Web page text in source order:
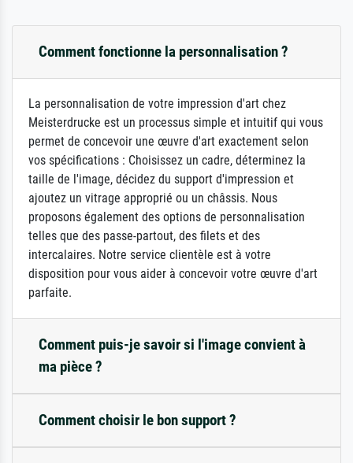
Comment fonctionne la personnalisation ?
La personnalisation de votre impression d'art chez
Meisterdrucke est un processus simple et intuitif qui vous
permet de concevoir une œuvre d'art exactement selon
vos spécifications : Choisissez un cadre, déterminez la
taille de l'image, décidez du support d'impression et
ajoutez un vitrage approprié ou un châssis. Nous
proposons également des options de personnalisation
telles que des passe-partout, des filets et des
intercalaires. Notre service clientèle est à votre
disposition pour vous aider à concevoir votre œuvre d'art
parfaite.
Comment puis-je savoir si l'image convient à
ma pièce ?
Comment choisir le bon support ?